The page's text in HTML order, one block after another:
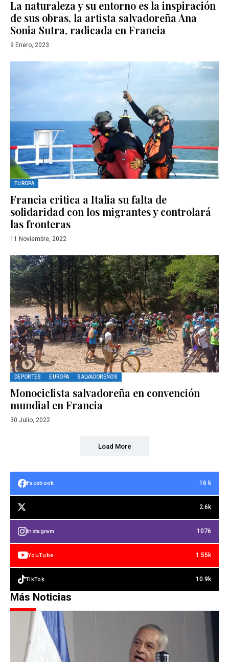
La naturaleza y su entorno es la inspiración
de sus obras, la artista salvadoreña Ana
Sonia Sutra, radicada en Francia
9 Enero, 2023
EUROPA
Francia critica a Italia su falta de
solidaridad con los migrantes y controlará
las fronteras
11 Noviembre, 2022
DEPORTES EUROPA SALVADOREÑOS
Monociclista salvadoreña en convención
mundial en Francia
30 Julio, 2022
Load More
Facebook 16 k
2.6k
Instagram 1076
YouTube 1.55k
TikTok 10.9k
Más Noticias